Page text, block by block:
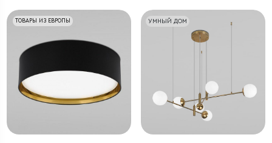
ТОВАРЫ ИЗ ЕВРОПЫ УМНЫЙ ДОМ